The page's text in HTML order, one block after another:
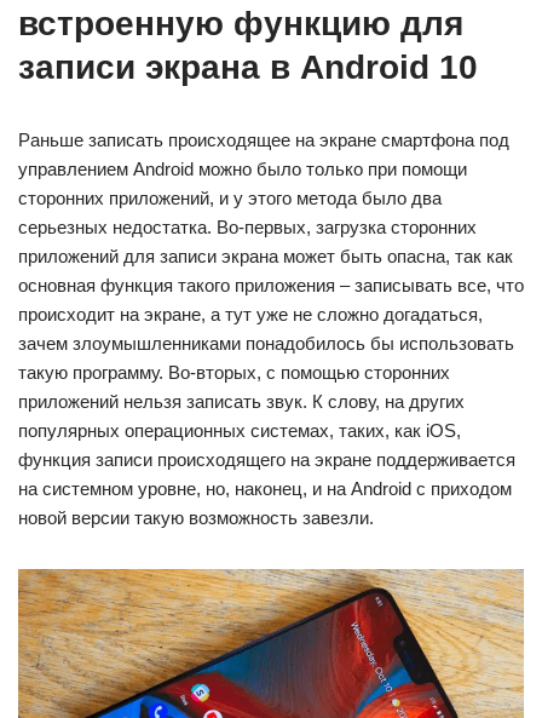
встроенную функцию для
записи экрана в Android 10
Раньше записать происходящее на экране смартфона под
управлением Android можно было только при помощи
сторонних приложений, и у этого метода было два
серьезных недостатка. Во-первых, загрузка сторонних
приложений для записи экрана может быть опасна, так как
основная функция такого приложения – записывать все, что
происходит на экране, а тут уже не сложно догадаться,
зачем злоумышленниками понадобилось бы использовать
такую программу. Во-вторых, с помощью сторонних
приложений нельзя записать звук. К слову, на других
популярных операционных системах, таких, как iOS,
функция записи происходящего на экране поддерживается
на системном уровне, но, наконец, и на Android с приходом
новой версии такую возможность завезли.